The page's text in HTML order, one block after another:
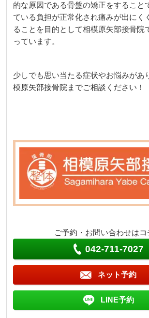
的な原因である骨盤の矯正をすること
ている負担が正常化され痛みが出にく
ることを目的として相模原矢部接骨院
っています。
少しでも思い当たる症状やお悩みがあ
模原矢部接骨院までご相談ください！
ご予約・お問い合わせはコ
042-711-7027
ネット予約
LINE予約